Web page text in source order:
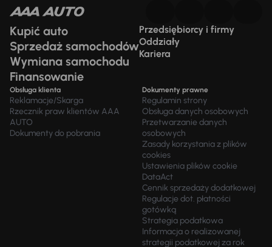
Kupić auto
Sprzedaż samochodów
Wymiana samochodu
Finansowanie
Przedsiębiorcy i firmy
Oddziały
Kariera
Obsługa klienta
Reklamacje/Skarga
Rzecznik praw klientów AAA
AUTO
Dokumenty do pobrania
Dokumenty prawne
Regulamin strony
Obsługa danych osobowych
Przetwarzanie danych
osobowych
Zasady korzystania z plików
cookies
Ustawienia plików cookie
DataAct
Cennik sprzedaży dodatkowej
Regulacje dot. płatności
gotówką
Strategia podatkowa
Informacja o realizowanej
strategii podatkowej za rok